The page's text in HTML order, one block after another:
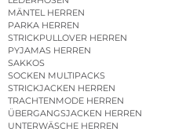
MÄNTEL HERREN
PARKA HERREN
STRICKPULLOVER HERREN
PYJAMAS HERREN
SAKKOS
SOCKEN MULTIPACKS
STRICKJACKEN HERREN
TRACHTENMODE HERREN
ÜBERGANGSJACKEN HERREN
UNTERWÄSCHE HERREN